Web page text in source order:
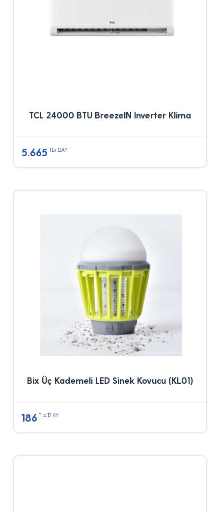
TCL 24000 BTU BreezeIN Inverter Klima
5.665 TLx 12AY
Bix Üç Kademeli LED Sinek Kovucu (KL01)
186 TLx 12 AY